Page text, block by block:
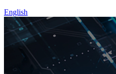
English